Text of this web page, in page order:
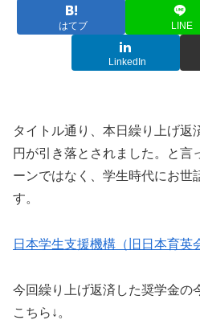
はてブ LINE
LinkedIn
タイトル通り、本日繰り上げ返
円が引き落とされました。と言
ーンではなく、学生時代にお世
す。
日本学生支援機構（旧日本育英
今回繰り上げ返済した奨学金の
こちら↓。